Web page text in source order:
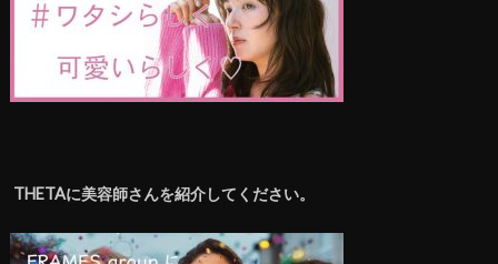
THETAに美容師さんを紹介してください。